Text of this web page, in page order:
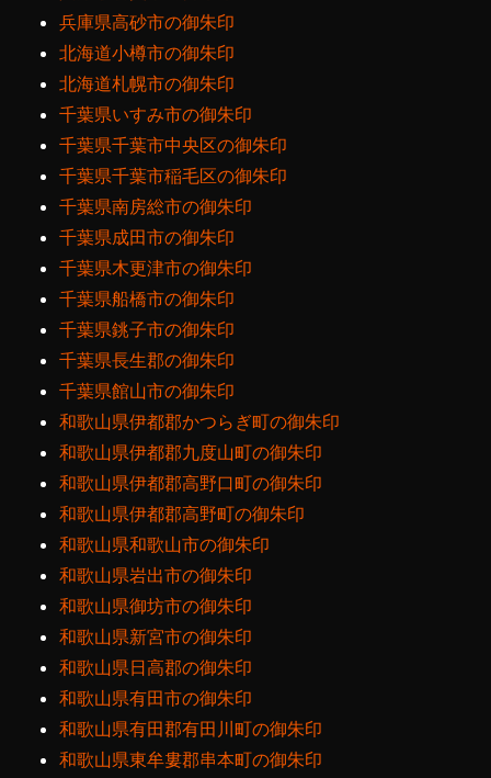
兵庫県高砂市の御朱印
北海道小樽市の御朱印
北海道札幌市の御朱印
千葉県いすみ市の御朱印
千葉県千葉市中央区の御朱印
千葉県千葉市稲毛区の御朱印
千葉県南房総市の御朱印
千葉県成田市の御朱印
千葉県木更津市の御朱印
千葉県船橋市の御朱印
千葉県銚子市の御朱印
千葉県長生郡の御朱印
千葉県館山市の御朱印
和歌山県伊都郡かつらぎ町の御朱印
和歌山県伊都郡九度山町の御朱印
和歌山県伊都郡高野口町の御朱印
和歌山県伊都郡高野町の御朱印
和歌山県和歌山市の御朱印
和歌山県岩出市の御朱印
和歌山県御坊市の御朱印
和歌山県新宮市の御朱印
和歌山県日高郡の御朱印
和歌山県有田市の御朱印
和歌山県有田郡有田川町の御朱印
和歌山県東牟婁郡串本町の御朱印